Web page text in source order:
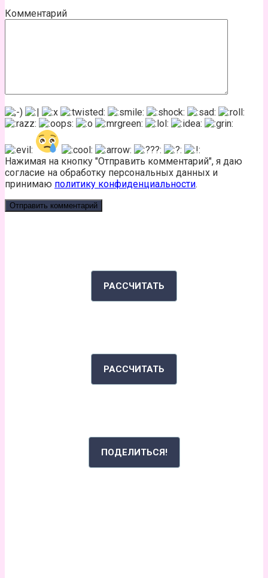
Комментарий
Нажимая на кнопку "Отправить комментарий", я даю
согласие на обработку персональных данных и
принимаю политику конфиденциальности.
РАССЧИТАТЬ
РАССЧИТАТЬ
ПОДЕЛИТЬСЯ!